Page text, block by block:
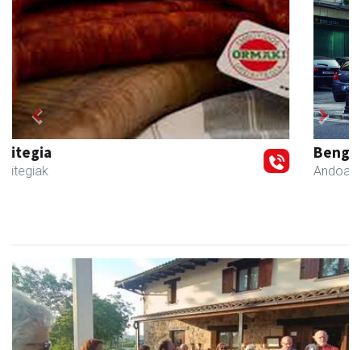
Bengoetxea autoeskola
Andoain
Previous Next